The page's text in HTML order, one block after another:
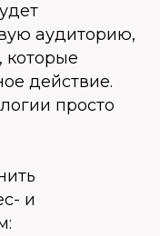
аудиторию,
которые
действие.
просто
и